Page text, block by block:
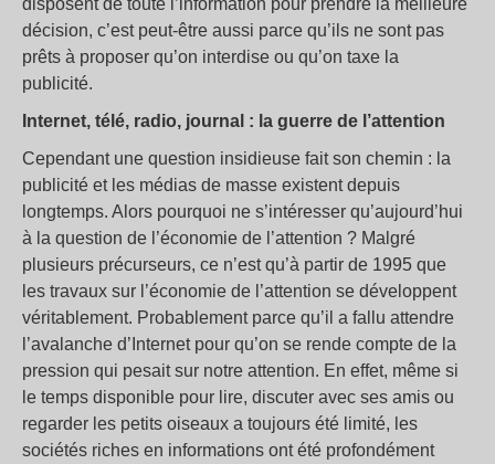
disposent de toute l’information pour prendre la meilleure
décision, c’est peut-être aussi parce qu’ils ne sont pas
prêts à proposer qu’on interdise ou qu’on taxe la
publicité.
Internet, télé, radio, journal : la guerre de l’attention
Cependant une question insidieuse fait son chemin : la
publicité et les médias de masse existent depuis
longtemps. Alors pourquoi ne s’intéresser qu’aujourd’hui
à la question de l’économie de l’attention ? Malgré
plusieurs précurseurs, ce n’est qu’à partir de 1995 que
les travaux sur l’économie de l’attention se développent
véritablement. Probablement parce qu’il a fallu attendre
l’avalanche d’Internet pour qu’on se rende compte de la
pression qui pesait sur notre attention. En effet, même si
le temps disponible pour lire, discuter avec ses amis ou
regarder les petits oiseaux a toujours été limité, les
sociétés riches en informations ont été profondément